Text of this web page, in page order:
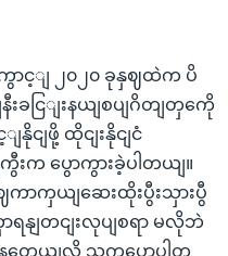
ောင့ျ ၂၀၂၀ ခုနှဈထဲက ပိ
းခငြျးနယျစပျဂိတျတှကေို
နိုငျဖို့ ထိုငျးနိုငျငံ
ကွီးက ပွောကွားခဲ့ပါတယျ။
ကာကှယျဆေးထိုးပွီးသှားပွီ
နျတငျးလုပျစရာ မလိုဘဲ
နတေယျလို့ သူကပွောပါတ